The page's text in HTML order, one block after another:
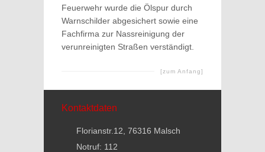
Feuerwehr wurde die Ölspur durch
Warnschilder abgesichert sowie eine
Fachfirma zur Nassreinigung der
verunreinigten Straßen verständigt.
[zum Anfang]
Kontaktdaten
Florianstr.12, 76316 Malsch
Notruf: 112